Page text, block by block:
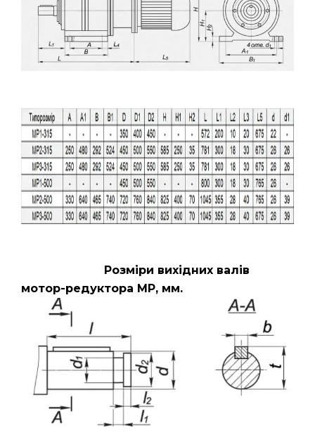
Розміри вихідних валів
мотор-редуктора МР, мм.